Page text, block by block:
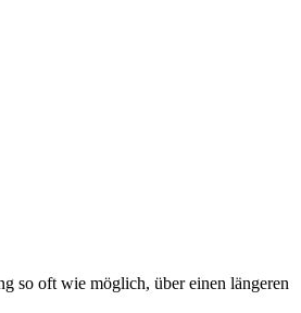
so oft wie möglich, über einen längeren